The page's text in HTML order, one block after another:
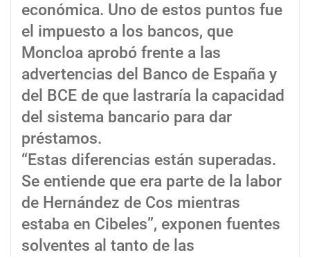
económica. Uno de estos puntos fue
el impuesto a los bancos, que
Moncloa aprobó frente a las
advertencias del Banco de España y
del BCE de que lastraría la capacidad
del sistema bancario para dar
préstamos.
“Estas diferencias están superadas.
Se entiende que era parte de la labor
de Hernández de Cos mientras
estaba en Cibeles”, exponen fuentes
solventes al tanto de las